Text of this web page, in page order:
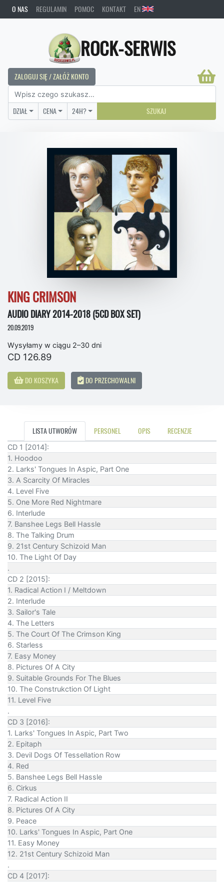
O NAS REGULAMIN POMOC KONTAKT EN
ROCK-SERWIS
ZALOGUJ SIĘ / ZAŁÓŻ KONTO
DZIAŁ CENA 24H? SZUKAJ
KING CRIMSON
AUDIO DIARY 2014-2018 (5CD BOX SET)
20.09.2019
Wysyłamy w ciągu 2–30 dni
CD 126.89
DO KOSZYKA DO PRZECHOWALNI
LISTA UTWORÓW PERSONEL OPIS RECENZJE
CD 1 [2014]:
1. Hoodoo
2. Larks' Tongues In Aspic, Part One
3. A Scarcity Of Miracles
4. Level Five
5. One More Red Nightmare
6. Interlude
7. Banshee Legs Bell Hassle
8. The Talking Drum
9. 21st Century Schizoid Man
10. The Light Of Day
.
CD 2 [2015]:
1. Radical Action I / Meltdown
2. Interlude
3. Sailor's Tale
4. The Letters
5. The Court Of The Crimson King
6. Starless
7. Easy Money
8. Pictures Of A City
9. Suitable Grounds For The Blues
10. The Construkction Of Light
11. Level Five
.
CD 3 [2016]:
1. Larks' Tongues In Aspic, Part Two
2. Epitaph
3. Devil Dogs Of Tessellation Row
4. Red
5. Banshee Legs Bell Hassle
6. Cirkus
7. Radical Action II
8. Pictures Of A City
9. Peace
10. Larks' Tongues In Aspic, Part One
11. Easy Money
12. 21st Century Schizoid Man
.
CD 4 [2017]: